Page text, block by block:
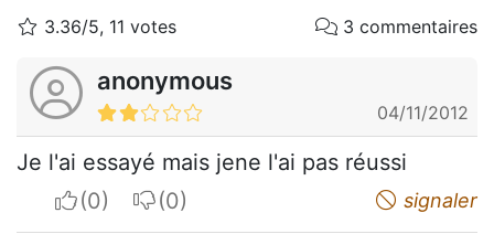
3.36/5, 11 votes 3 commentaires
anonymous
04/11/2012
Je l'ai essayé mais jene l'ai pas réussi
I apreciateI do not appreciate signaler